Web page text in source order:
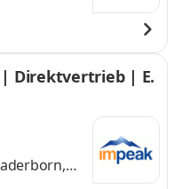
Direktvertrieb | E.